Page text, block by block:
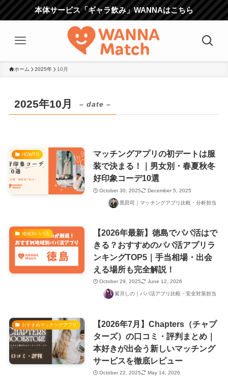
本体サービス「ギャラ飲み」WANNAはこちら
ホーム 2025年 10月
2025年10月 – date –
HOWTO
マッチングアプリの初デートは服
装で決まる！｜男女別・春夏秋冬
好印象コーデ10選
October 30, 2025 December 5, 2025
黒田司｜マッチングアプリ比較・分析担当
地域別パパ活
【2026年最新】徳島でパパ活はで
きる？おすすめのパパ活アプリラ
ンキングTOP5｜手当相場・出会
える場所も完全解説！
October 29, 2025 June 12, 2026
紫月しの｜パパ活アプリ比較・安全対策担当
おすすめマッチングアプリ
【2026年7月】Chapters（チャプ
ターズ）の口コミ・評判まとめ｜
本好きが出会う新しいマッチング
サービスを徹底レビュー
October 22, 2025 May 14, 2026